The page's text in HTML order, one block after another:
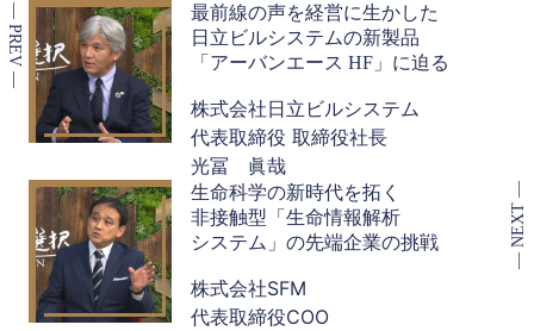
最前線の声を経営に生かした
日立ビルシステムの新製品
「アーバンエース HF」に迫る
株式会社日立ビルシステム
代表取締役 取締役社長
光冨 眞哉
生命科学の新時代を拓く
非接触型「生命情報解析
システム」の先端企業の挑戦
株式会社SFM
代表取締役COO